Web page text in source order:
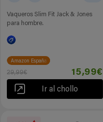
Vaqueros Slim Fit Jack & Jones
para hombre.
Amazon España
29,99€ 15,99€
Ir al chollo